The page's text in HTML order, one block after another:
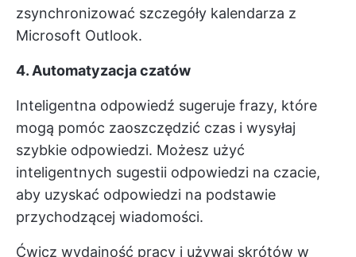
zsynchronizować szczegóły kalendarza z
Microsoft Outlook.
4. Automatyzacja czatów
Inteligentna odpowiedź sugeruje frazy, które
mogą pomóc zaoszczędzić czas i wysyłaj
szybkie odpowiedzi. Możesz użyć
inteligentnych sugestii odpowiedzi na czacie,
aby uzyskać odpowiedzi na podstawie
przychodzącej wiadomości.
Ćwicz wydajność pracy i używaj skrótów w